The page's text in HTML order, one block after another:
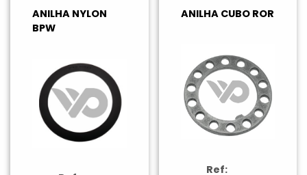
ANILHA NYLON
BPW
ANILHA CUBO ROR
Ref: